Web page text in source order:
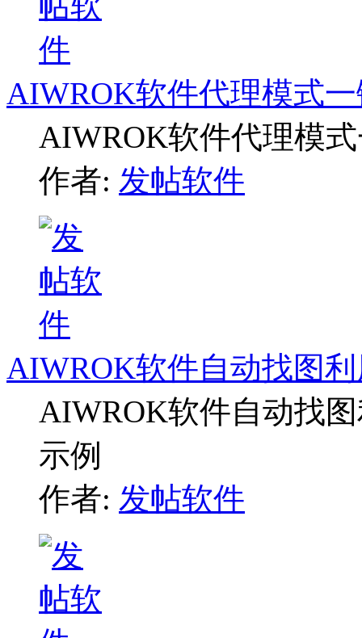
AIWROK软件代理模式
AIWROK软件代理模
作者: 发帖软件
AIWROK软件自动找图
AIWROK软件自动找
示例
作者: 发帖软件